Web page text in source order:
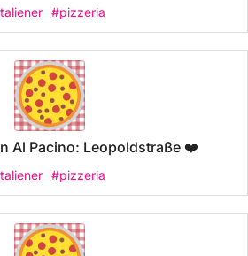
#pizzeria
Al Pacino: Leopoldstraße ❤️
#pizzeria